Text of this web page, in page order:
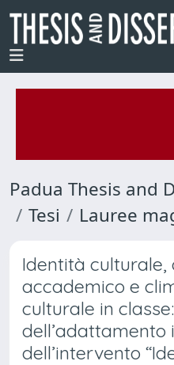
Padua Thesis and
Tesi
Lauree
Identità culturale,
accademico e
culturale in
dell’adattamento
dell’intervento